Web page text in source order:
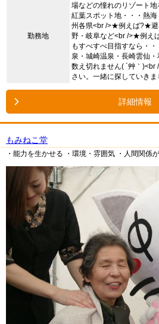
勤務地
場などの憧れのリゾート
紅葉スポット地・・・熱
州各県<br />★例えば?★避
野・岐阜など<br />★例え
もすべすべ目指すなら・
泉・城崎温泉・長崎雲仙
数え切れません( ´艸｀
さい。一緒に探していき
詳細情報
もみねこ堂
・能力を生かせる ・環境・雰囲気 ・人間関係